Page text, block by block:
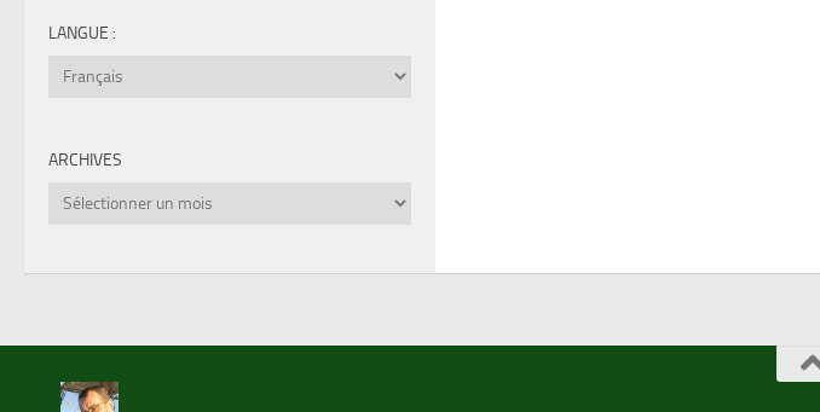
LANGUE :
ARCHIVES
Archives